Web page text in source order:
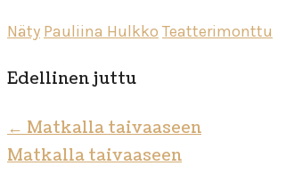
Näty Pauliina Hulkko Teatterimonttu
Edellinen juttu
← Matkalla taivaaseen
Matkalla taivaaseen